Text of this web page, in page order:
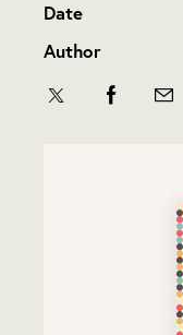
Date
Author